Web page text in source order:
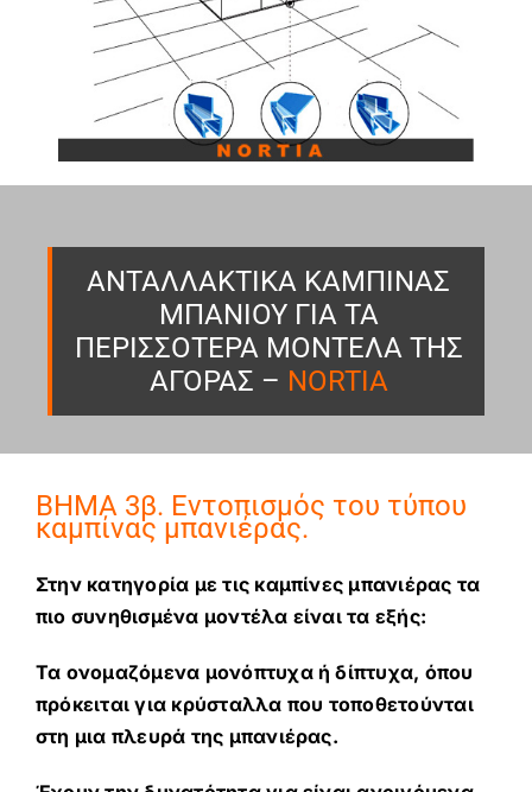
ΑΝΤΑΛΛΑΚΤΙΚΑ ΚΑΜΠΙΝΑΣ
ΜΠΑΝΙΟΥ ΓΙΑ ΤΑ
ΠΕΡΙΣΣΟΤΕΡΑ ΜΟΝΤΕΛΑ ΤΗΣ
ΑΓΟΡΑΣ – NORTIA
ΒΗΜΑ 3β. Εντοπισμός του τύπου
καμπίνας μπανιέρας.
Στην κατηγορία με τις καμπίνες μπανιέρας τα
πιο συνηθισμένα μοντέλα είναι τα εξής:
Τα ονομαζόμενα μονόπτυχα ή δίπτυχα, όπου
πρόκειται για κρύσταλλα που τοποθετούνται
στη μια πλευρά της μπανιέρας.